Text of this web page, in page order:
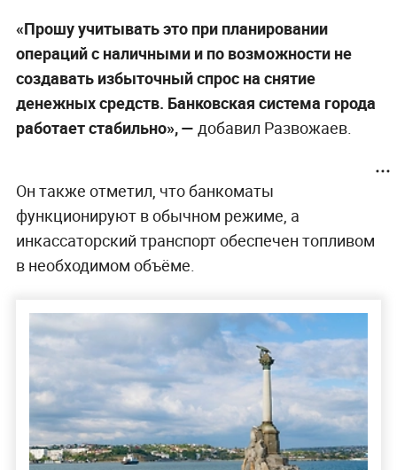
«Прошу учитывать это при планировании
операций с наличными и по возможности не
создавать избыточный спрос на снятие
денежных средств. Банковская система города
работает стабильно», — добавил Развожаев.
Он также отметил, что банкоматы
функционируют в обычном режиме, а
инкассаторский транспорт обеспечен топливом
в необходимом объёме.